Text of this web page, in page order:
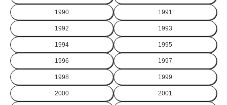
1990 1991
1992 1993
1994 1995
1996 1997
1998 1999
2000 2001